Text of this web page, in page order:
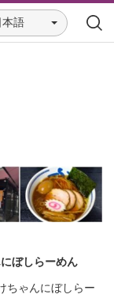
本語
ぼしらーめん
ちゃんにぼしらー